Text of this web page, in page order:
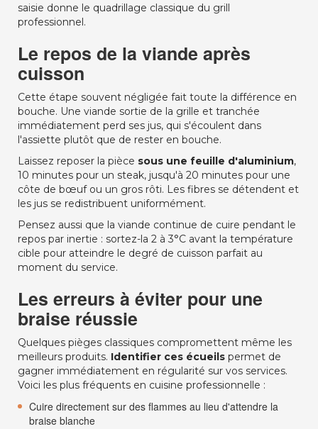
saisie donne le quadrillage classique du grill
professionnel.
Le repos de la viande après
cuisson
Cette étape souvent négligée fait toute la différence en
bouche. Une viande sortie de la grille et tranchée
immédiatement perd ses jus, qui s'écoulent dans
l'assiette plutôt que de rester en bouche.
Laissez reposer la pièce sous une feuille d'aluminium,
10 minutes pour un steak, jusqu'à 20 minutes pour une
côte de bœuf ou un gros rôti. Les fibres se détendent et
les jus se redistribuent uniformément.
Pensez aussi que la viande continue de cuire pendant le
repos par inertie : sortez-la 2 à 3°C avant la température
cible pour atteindre le degré de cuisson parfait au
moment du service.
Les erreurs à éviter pour une
braise réussie
Quelques pièges classiques compromettent même les
meilleurs produits. Identifier ces écueils permet de
gagner immédiatement en régularité sur vos services.
Voici les plus fréquents en cuisine professionnelle :
Cuire directement sur des flammes au lieu d'attendre la
braise blanche